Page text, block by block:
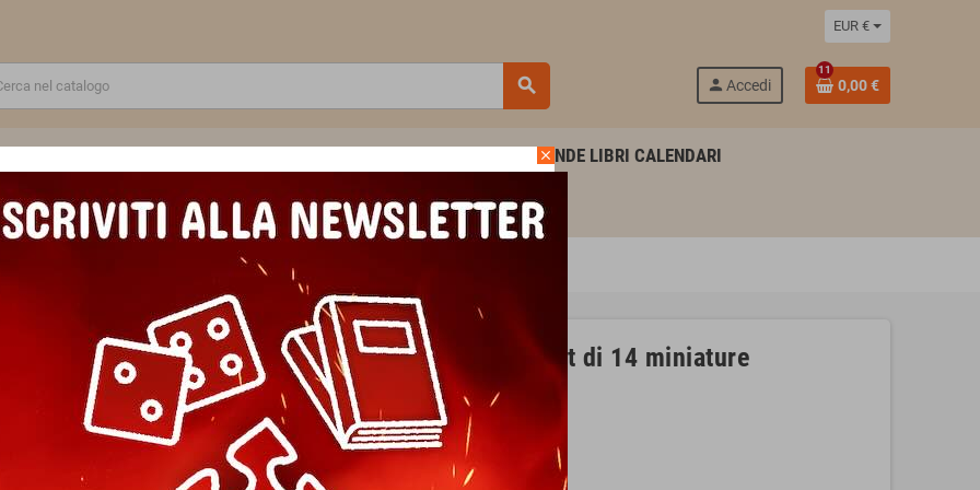
EUR €
search person Accedi
11
0,00 €
AGENDE LIBRI CALENDARI
SCUOLA E TEMPO LIBERO
BLOOD BOWL TEAM set di 14 miniature WARHAMMER età 12+
CHAOS DWARF BLOOD BOWL TEAM set di 14 miniature
WARHAMMER età 12+
Marca
Games Workshop
Riferimento
5011921218226
In magazzino
3 Articoli
close